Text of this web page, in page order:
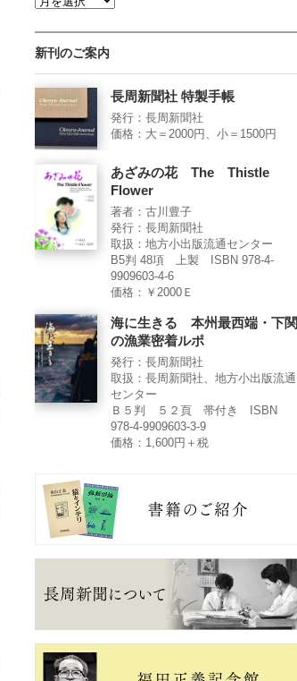
新刊のご案内
長周新聞社 特製手帳
発行：長周新聞社
価格：大＝2000円、小＝1500円
あざみの花 The Thistle
Flower
著者：古川豊子
発行：長周新聞社
取扱：地方小出版流通センター
B5判 48項 上製 ISBN 978-4-
9909603-4-6
価格：￥2000Ｅ
海に生きる 本州最西端・下関
の漁業密着ルポ
発行：長周新聞社
取扱：長周新聞社、地方小出版流通
センター
Ｂ５判 ５２頁 帯付き ISBN
978-4-9909603-3-9
価格：1,600円＋税